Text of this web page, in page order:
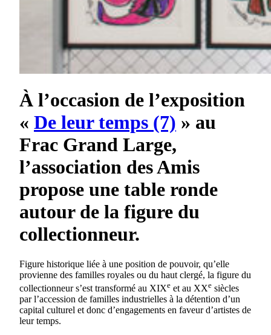
À l’occasion de l’exposition
« De leur temps (7) » au
Frac Grand Large,
l’association des Amis
propose une table ronde
autour de la figure du
collectionneur.
Figure historique liée à une position de pouvoir, qu’elle
provienne des familles royales ou du haut clergé, la figure du
collectionneur s’est transformé au XIXe et au XXe siècles
par l’accession de familles industrielles à la détention d’un
capital culturel et donc d’engagements en faveur d’artistes de
leur temps.